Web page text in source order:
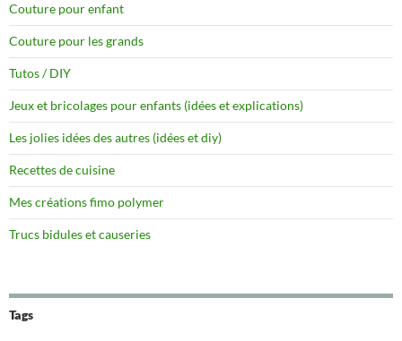
Couture pour enfant
Couture pour les grands
Tutos / DIY
Jeux et bricolages pour enfants (idées et explications)
Les jolies idées des autres (idées et diy)
Recettes de cuisine
Mes créations fimo polymer
Trucs bidules et causeries
Tags